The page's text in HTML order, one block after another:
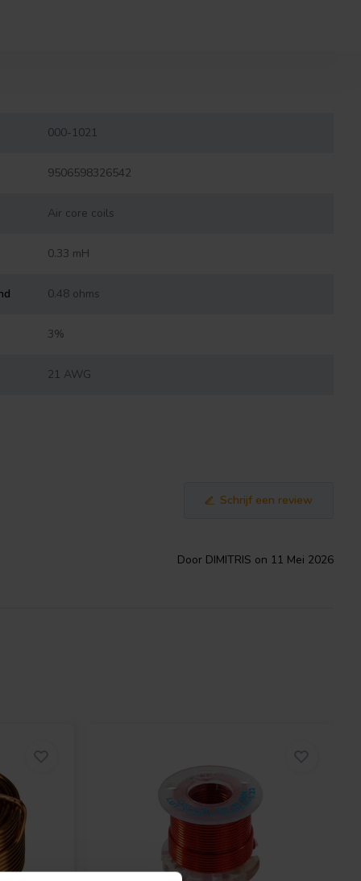
000-1021
9506598326542
Air core coils
0.33 mH
0.48 ohms
3%
21 AWG
Schrijf een review
Door DIMITRIS on 11 Mei 2026